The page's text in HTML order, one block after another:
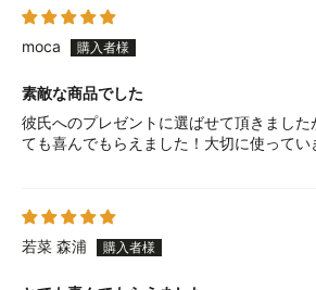
moca
素敵な商品でした
彼氏へのプレゼントに選ばせて頂きました
ても喜んでもらえました！大切に使ってい
若菜 森浦